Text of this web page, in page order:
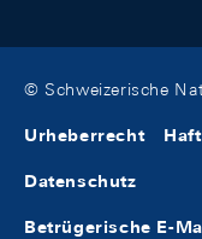
© Schweizerische
Urheberrecht
Datenschutz
Betrügerische E-